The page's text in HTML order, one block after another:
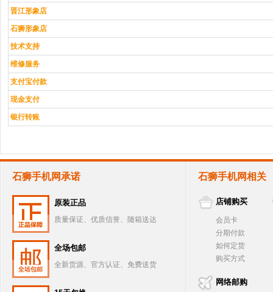
晋江形象店
石狮形象店
技术支持
维修服务
支付宝付款
现金支付
银行转账
石狮手机网承诺
原装正品
质量保证、优质信誉、随箱送达
全场包邮
全新货源、官方认证、免费送货
石狮手机网相关
店铺购买
会员卡
分期付款
如何定货
购买方式
网络邮购